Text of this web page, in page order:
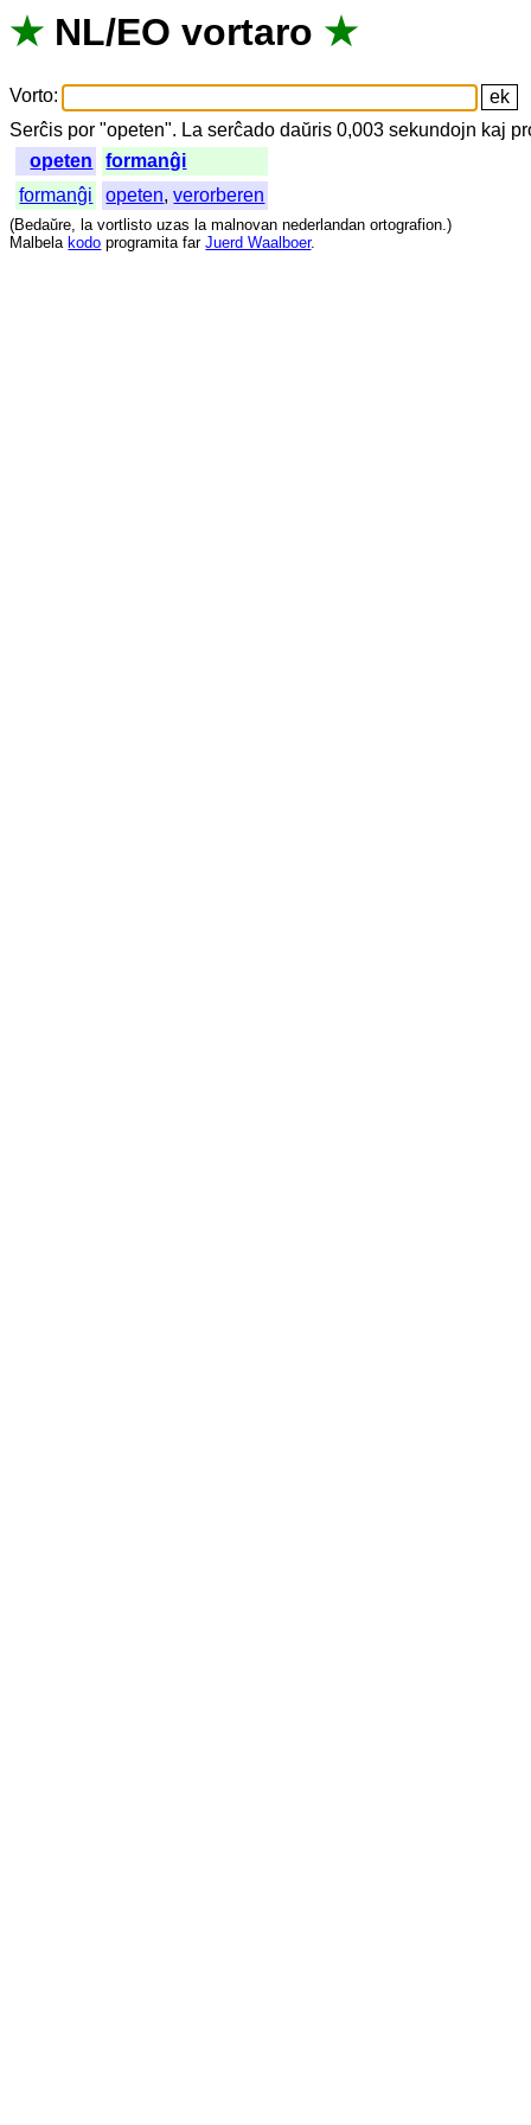
★ NL/EO vortaro ★
Vorto:
Serĉis por "opeten". La serĉado daŭris 0,003sekundojn kaj
opeten
formanĝi
formanĝi
opeten,verorberen
(Bedaŭre, la vortlisto uzas la malnovan nederlandan ortografion.)
Malbela kodo programita far Juerd Waalboer.